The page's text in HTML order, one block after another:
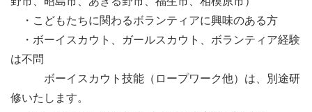
・こどもたちに関わるボランティアに興味のある方
・ボーイスカウト、ガールスカウト、ボランティア経験
は不問
ボーイスカウト技能（ロープワーク他）は、別途研
修いたします。